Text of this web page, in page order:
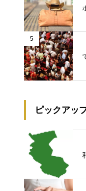
5
ピックアッ